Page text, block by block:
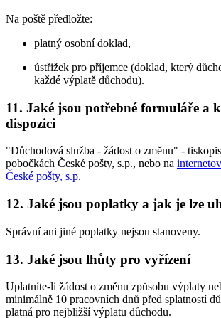
Na poště předložte:
platný osobní doklad,
ústřižek pro příjemce (doklad, který
každé výplatě důchodu).
11. Jaké jsou potřebné formuláře a
dispozici
"Důchodová služba - žádost o změnu" -
pobočkách České pošty, s.p., nebo na
České pošty, s.p.
12. Jaké jsou poplatky a jak je lze
Správní ani jiné poplatky nejsou stanoveny.
13. Jaké jsou lhůty pro vyřízení
Uplatníte-li žádost o změnu způsobu výplaty
minimálně 10 pracovních dnů před splatností
platná pro nejbližší výplatu důchodu.